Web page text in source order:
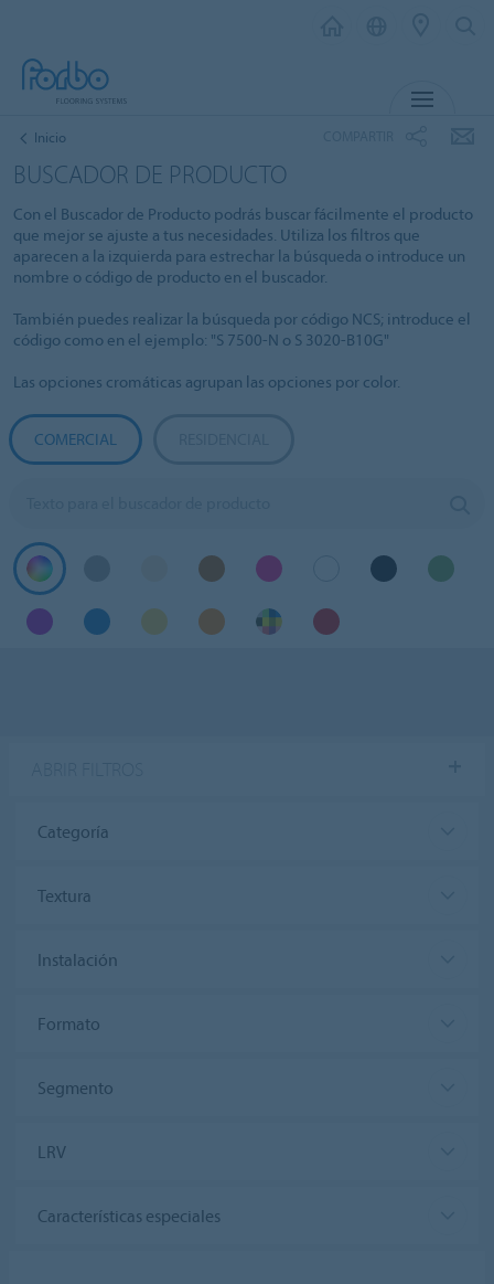
Inicio
BUSCADOR DE PRODUCTO
Con el Buscador de Producto podrás buscar fácilmente el producto
que mejor se ajuste a tus necesidades. Utiliza los filtros que
aparecen a la izquierda para estrechar la búsqueda o introduce un
nombre o código de producto en el buscador.
También puedes realizar la búsqueda por código NCS; introduce el
código como en el ejemplo: "S 7500-N o S 3020-B10G"
Las opciones cromáticas agrupan las opciones por color.
COMERCIAL
Categoría
Textura
Instalación
Formato
Segmento
LRV
Características especiales